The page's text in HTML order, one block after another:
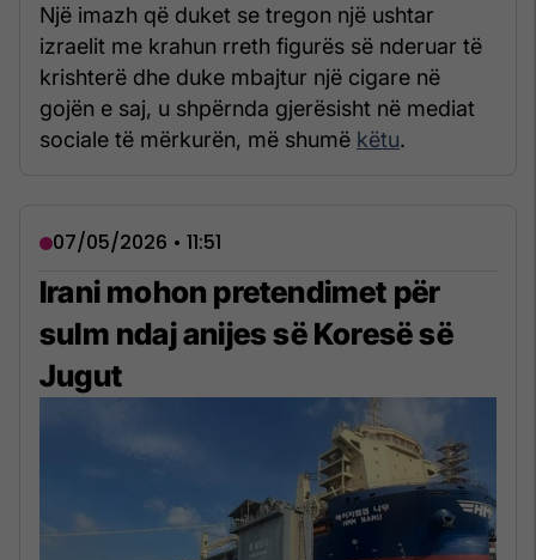
Një imazh që duket se tregon një ushtar
izraelit me krahun rreth figurës së nderuar të
krishterë dhe duke mbajtur një cigare në
gojën e saj, u shpërnda gjerësisht në mediat
sociale të mërkurën, më shumë këtu.
07/05/2026 • 11:51
Irani mohon pretendimet për
sulm ndaj anijes së Koresë së
Jugut